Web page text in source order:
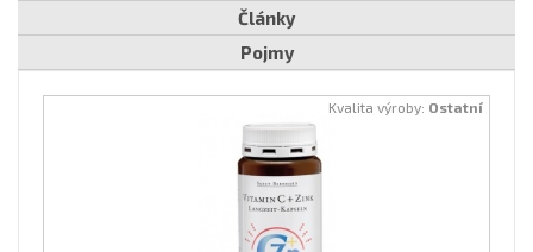
Články
Pojmy
Kvalita výroby: Ostatní